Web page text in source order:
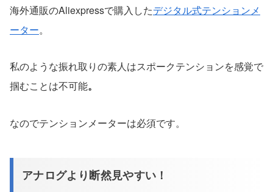
海外通販のAliexpressで購入したデジタル式テンションメ
ーター。
私のような振れ取りの素人はスポークテンションを感覚で
掴むことは不可能。
なのでテンションメーターは必須です。
アナログより断然見やすい！